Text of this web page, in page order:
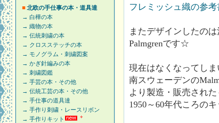
■ 北欧の手仕事の本・道具達
→ 白樺の本
→ 織物の本
→ 伝統刺繍の本
→ クロスステッチの本
→ モノグラム・刺繍図案
→ かぎ針編みの本
→ 刺繍図鑑
→ 手芸の本・その他
→ 伝統工芸の本・その他
→ 手仕事の道具達
→ 手作り刺繍・レースリボン
→ 手作りキット
フレミッシュ織の参
またデザインしたの
Palmgrenです☆
現在はなくなってし
南スウェーデンの
より製造・販売され
1950～60年代ころの